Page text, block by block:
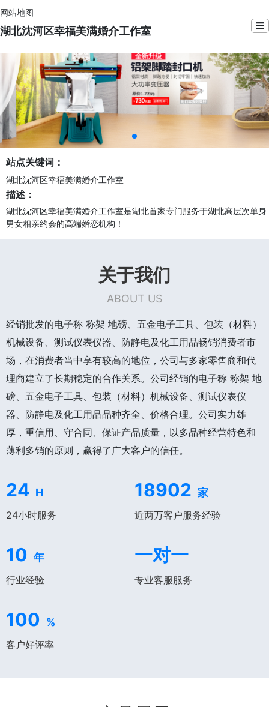
网站地图
湖北沈河区幸福美满婚介工作室 ☰
站点关键词：
湖北沈河区幸福美满婚介工作室
描述：
湖北沈河区幸福美满婚介工作室是湖北首家专门服务于湖北高层次单身
男女相亲约会的高端婚恋机构！
关于我们
ABOUT US
经销批发的电子称 称架 地磅、五金电子工具、包装（材料）
机械设备、测试仪表仪器、防静电及化工用品畅销消费者市
场，在消费者当中享有较高的地位，公司与多家零售商和代
理商建立了长期稳定的合作关系。公司经销的电子称 称架 地
磅、五金电子工具、包装（材料）机械设备、测试仪表仪
器、防静电及化工用品品种齐全、价格合理。公司实力雄
厚，重信用、守合同、保证产品质量，以多品种经营特色和
薄利多销的原则，赢得了广大客户的信任。
24 H
24小时服务
18902 家
近两万客户服务经验
10 年
行业经验
一对一
专业客服服务
100 %
客户好评率